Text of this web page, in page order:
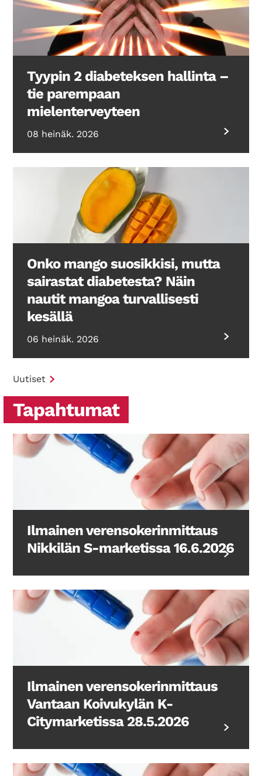
Search Diabetes Wellness Suomi
Tyypin 2 diabeteksen hallinta –
tie parempaan
mielenterveyteen
08 heinäk. 2026
Onko mango suosikkisi, mutta
sairastat diabetesta? Näin
nautit mangoa turvallisesti
kesällä
06 heinäk. 2026
Uutiset
Tapahtumat
Ilmainen verensokerinmittaus
Nikkilän S-marketissa 16.6.2026
Ilmainen verensokerinmittaus
Vantaan Koivukylän K-
Citymarketissa 28.5.2026